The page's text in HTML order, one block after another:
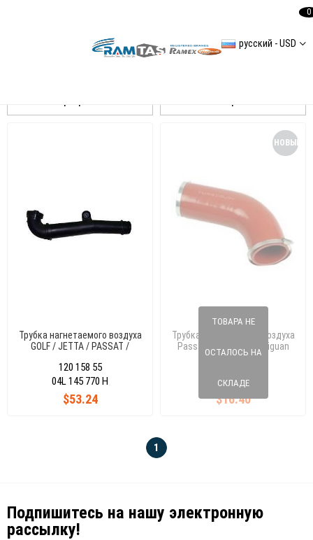
русский - USD
0
Трубка нагнетаемого воздуха
GOLF / JETTA / PASSAT /
1K0145770AE
120 158 55
$53.24
04L 145 770 H
ТОВАРА НЕ
ОСТАЛОСЬ НА
СКЛАДЕ
Трубка нагнетаемого воздуха
Passat B8 (3c5,Gb5), Tiguan
03N145762D
$16.40
НОВЫЙ
03N 145 762 D
1
Подпишитесь на нашу электронную
рассылку!